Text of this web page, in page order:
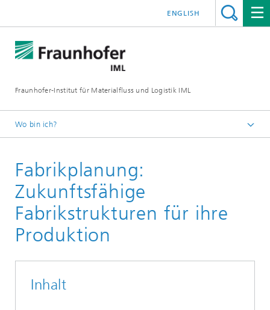
Fraunhofer-Institut für Materialfluss und Logistik IML
ENGLISH
Wo bin ich?
Abteilungen
Unternehmenslogistik
Supply Chain Engineering
Produktionslogistik
Fabrikplanung:
Zukunftsfähige
Fabrikstrukturen für ihre
Produktion
Inhalt